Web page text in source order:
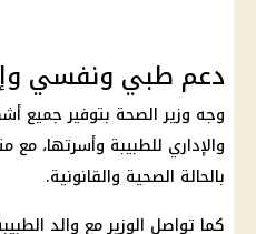
دعم طبي ونفسي
وجه وزير الصحة بتوفير جميع
والإداري للطبيبة وأسرتها، مع
بالحالة الصحية والقانونية.
كما تواصل الوزير مع والد